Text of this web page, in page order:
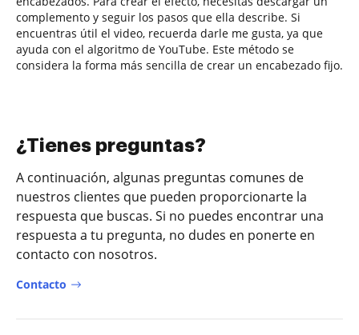
complemento y seguir los pasos que ella describe. Si
encuentras útil el video, recuerda darle me gusta, ya que
ayuda con el algoritmo de YouTube. Este método se
considera la forma más sencilla de crear un encabezado fijo.
¿Tienes preguntas?
A continuación, algunas preguntas comunes de
nuestros clientes que pueden proporcionarte la
respuesta que buscas. Si no puedes encontrar una
respuesta a tu pregunta, no dudes en ponerte en
contacto con nosotros.
Contacto